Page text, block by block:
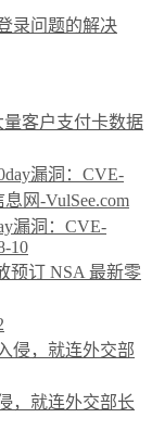
录问题的解决
客户支付卡数据
漏洞：CVE-
10
预订 NSA 最新零
，就连外交部长